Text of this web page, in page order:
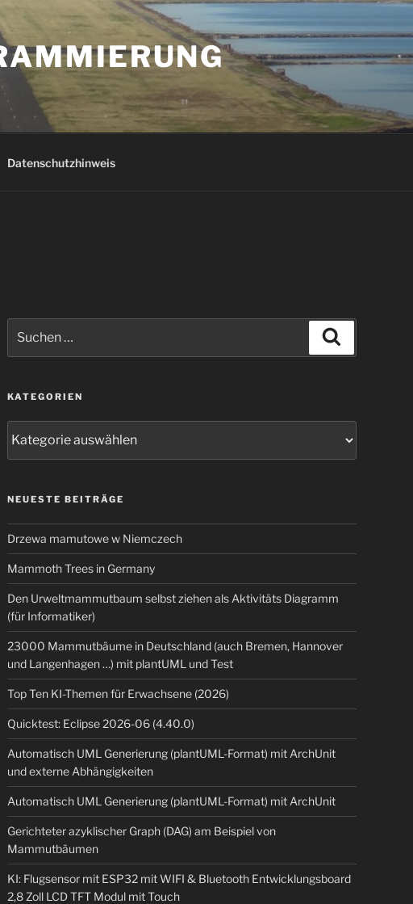
Datenschutzhinweis
nach:
KATEGORIEN
NEUESTE BEITRÄGE
Drzewa mamutowe w Niemczech
Mammoth Trees in Germany
Den Urweltmammutbaum selbst ziehen als Aktivitäts Diagramm
(für Informatiker)
23000 Mammutbäume in Deutschland (auch Bremen, Hannover
und Langenhagen …) mit plantUML und Test
Top Ten KI-Themen für Erwachsene (2026)
Quicktest: Eclipse 2026-06 (4.40.0)
Automatisch UML Generierung (plantUML-Format) mit ArchUnit
und externe Abhängigkeiten
Automatisch UML Generierung (plantUML-Format) mit ArchUnit
Gerichteter azyklischer Graph (DAG) am Beispiel von
Mammutbäumen
KI: Flugsensor mit ESP32 mit WIFI & Bluetooth Entwicklungsboard
2,8 Zoll LCD TFT Modul mit Touch